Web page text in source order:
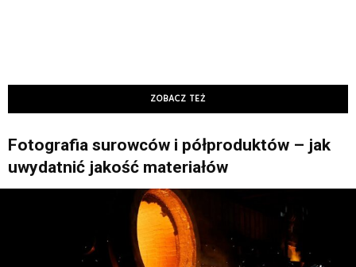
ZOBACZ TEŻ
Fotografia surowców i półproduktów – jak
uwydatnić jakość materiałów